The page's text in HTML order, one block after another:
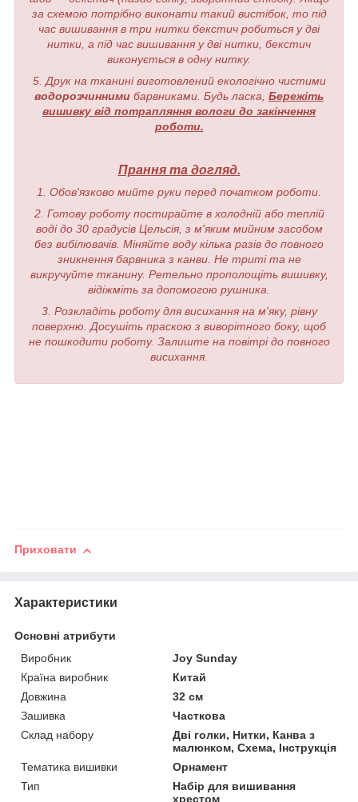
за схемою потрібно виконати такий вистібок, то під
час вишивання в три нитки бекстич робиться у дві
нитки, а під час вишивання у дві нитки, бекстич
виконується в одну нитку.
5. Друк на тканині виготовлений екологічно чистими
водорозчинними барвниками. Будь ласка, Бережіть
вишивку від потрапляння вологи до закінчення
роботи.
Прання та догляд.
1. Обов'язково мийте руки перед початком роботи.
2. Готову роботу постирайте в холодній або теплій
воді до 30 градусів Цельсія, з м'яким мийним засобом
без вибілювачів. Міняйте воду кілька разів до повного
зникнення барвника з канви. Не триті та не
викручуйте тканину. Ретельно прополощіть вишивку,
відіжміть за допомогою рушника.
3. Розкладіть роботу для висихання на м'яку, рівну
поверхню. Досушіть праскою з виворітного боку, щоб
не пошкодити роботу. Залиште на повітрі до повного
висихання.
Приховати
Характеристики
Основні атрибути
Виробник
Joy Sunday
Країна виробник
Китай
Довжина
32 см
Зашивка
Часткова
Склад набору
Дві голки, Нитки, Канва з
малюнком, Схема, Інструкція
Тематика вишивки
Орнамент
Тип
Набір для вишивання
хрестом